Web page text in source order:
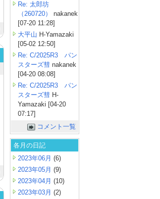
Re: 太郎坊
（260720）
nakanek
[07-20 11:28]
大平山 H-Yamazaki
[05-02 12:50]
Re: C/2025R3 パン
スターズ彗 nakanek
[04-20 08:08]
Re: C/2025R3 パン
スターズ彗 H-
Yamazaki [04-20
07:17]
コメント一覧
各月の日記
2023年06月 (6)
2023年05月 (9)
2023年04月 (10)
2023年03月 (2)